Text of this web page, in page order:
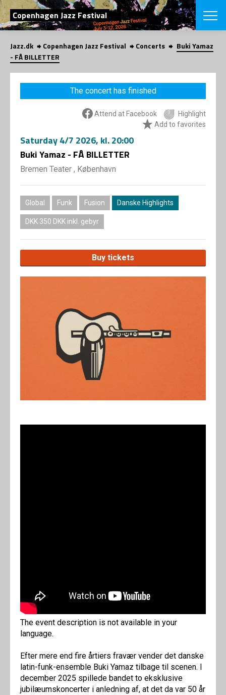
SEARCH
Copenhagen Jazz Festival
Danish
CHOOSE
VINTERJAZZ
Themes
LOCATIONS
Venues &
Jazz.dk Copenhagen Jazz Festival Concerts
Buki Yamaz
- FÅ BILLETTER
The concert has finished
Attend at Facebook
Highlight
Add to favorites
Saturday4/7 2026, kl. 20:00
Buki Yamaz - FÅ BILLETTER
Bremen Teater , København
Global Funk Fusion Danske Highlights
DKK 350 DKK inkl. gebyr
Buy tickets
The event description is not available in your
language.
Efter mere end fire årtiers fravær vender det danske
latin-funk-ensemble Buki Yamaz tilbage til scenen. I
december 2025 spillede bandet to eksklusive
jubilæumskoncerter i anledning af, at det da var 50 år